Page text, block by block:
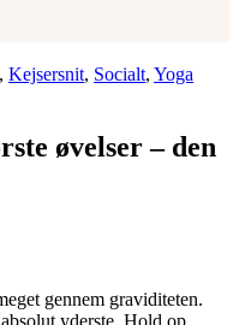
, Kejsersnit, Socialt, Yoga
øvelser – den
gennem graviditeten.